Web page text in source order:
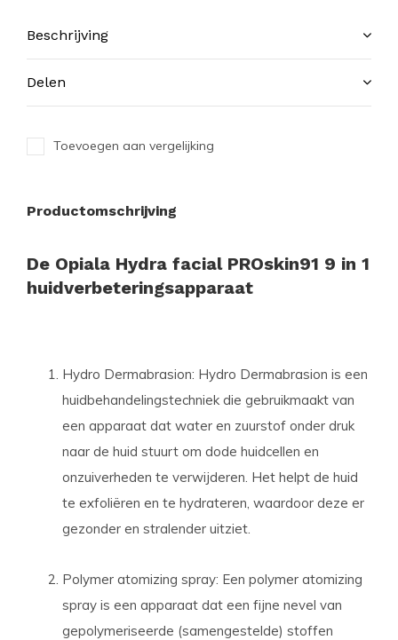
Beschrijving
Delen
Toevoegen aan vergelijking
Productomschrijving
De Opiala Hydra facial PROskin91 9 in 1
huidverbeteringsapparaat
Hydro Dermabrasion: Hydro Dermabrasion is een
huidbehandelingstechniek die gebruikmaakt van
een apparaat dat water en zuurstof onder druk
naar de huid stuurt om dode huidcellen en
onzuiverheden te verwijderen. Het helpt de huid
te exfoliëren en te hydrateren, waardoor deze er
gezonder en stralender uitziet.
Polymer atomizing spray: Een polymer atomizing
spray is een apparaat dat een fijne nevel van
gepolymeriseerde (samengestelde) stoffen